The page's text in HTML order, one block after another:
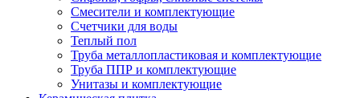
Смесители и комплектующие
Счетчики для воды
Теплый пол
Труба металлопластиковая и комплектующие
Труба ППР и комплектующие
Унитазы и комплектующие